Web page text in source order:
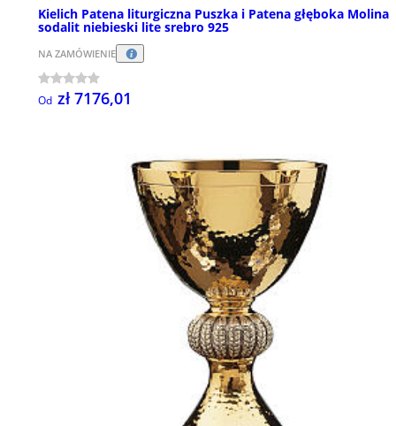
Kielich Patena liturgiczna Puszka i Patena głęboka Molina
sodalit niebieski lite srebro 925
NA ZAMÓWIENIE
Od zł 7176,01